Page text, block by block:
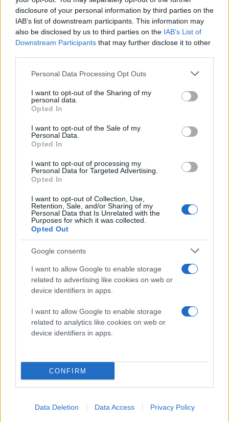
disclosure of your personal information by third parties on the
IAB’s list of downstream participants. This information may
also be disclosed by us to third parties on the IAB’s List of
Downstream Participants that may further disclose it to other
Please note that this website/app uses one or more Google
not limited to your visit or usage behaviour. You may click to
grant or deny consent to Google and its third-party tags to
use your data for below specified purposes in below Google
consent section.
Personal Data Processing Opt Outs
I want to opt-out of the Sharing of my
personal data.
Opted In
I want to opt-out of the Sale of my
Personal Data.
Opted In
I want to opt-out of processing my
Personal Data for Targeted Advertising.
Opted In
I want to opt-out of Collection, Use,
Retention, Sale, and/or Sharing of my
Personal Data that Is Unrelated with the
Purposes for which it was collected.
Opted Out
Google consents
I want to allow Google to enable storage
related to advertising like cookies on web or
device identifiers in apps.
I want to allow Google to enable storage
related to analytics like cookies on web or
device identifiers in apps.
CONFIRM
Data Deletion Data Access Privacy Policy
Acer Iconia Tab A510 Olympic Games Edition
Επεξεργαστής quad-coreNvidia Tegra 3 1.3GHz
Αποθηκευτικός χώρος 16GB (επέκταση με microSD
έως 32GB)
Κάμερα 5MP (1080p/30fps)
WiFi 802.11 b/g/n, Bluetooth 2.1 + EDR, GPS, HDMI
Προεγκατεστημένη εφαρμογή Acer Print (για
ασύρματη εκτύπωση)
Προεγκατεστημένη σουίτα Polaris Office
Λειτουργικό σύστημαAndroid 4.0.3 ICSμε Acer UI
Μπαταρία 9800mAh με αυτονομία 15 ώρες